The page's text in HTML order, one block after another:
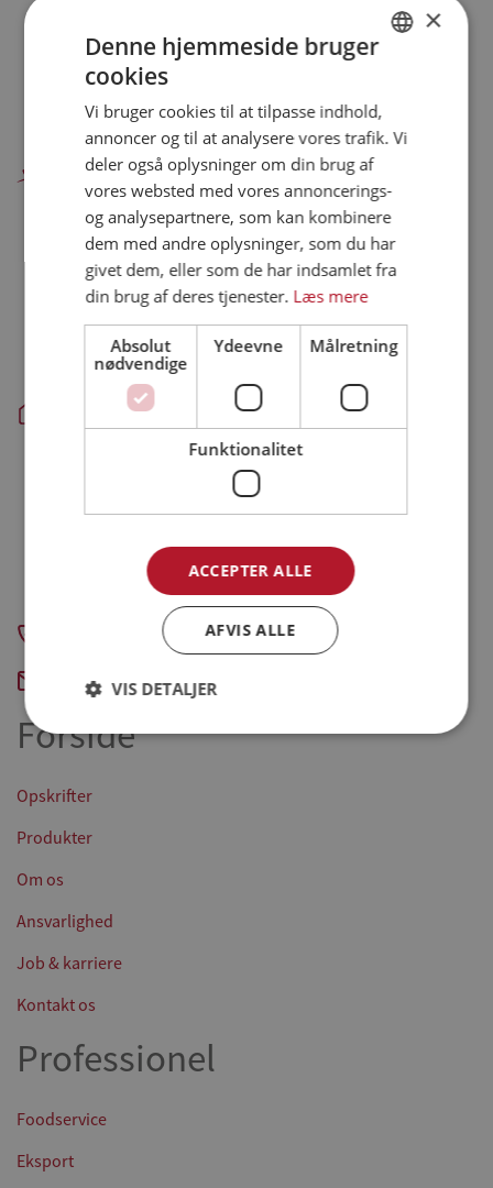
10 - 12 af 12 opskrifter 1 2
Danpo A/S
Farre - hovedkontor, administration og produktion:
Danpo A/S
Tykhøjetvej 44, Farre
DK-7323 Give
Aars - slagteri og produktion:
Danpo A/S
Vestre Skovvej 3
DK-9600 Aars
Skanderborg - administration:
Krøyer Kielbergs Vej 3, 5. sal
DK-8660 Skanderborg
CVR-nummer: 31241316
+45 7211 5555
Send e-mail
Forside
Opskrifter
Produkter
Om os
Ansvarlighed
Job & karriere
Kontakt os
Professionel
Foodservice
Eksport
ENGLISH
SPANISH
GERMAN
×
Denne hjemmeside bruger
cookies
Vi bruger cookies til at tilpasse indhold,
annoncer og til at analysere vores trafik. Vi
deler også oplysninger om din brug af
vores websted med vores annoncerings-
og analysepartnere, som kan kombinere
dem med andre oplysninger, som du har
givet dem, eller som de har indsamlet fra
din brug af deres tjenester. Læs mere
Absolut
nødvendige
Ydeevne Målretning
Funktionalitet
ACCEPTER ALLE
AFVIS ALLE
VIS DETALJER